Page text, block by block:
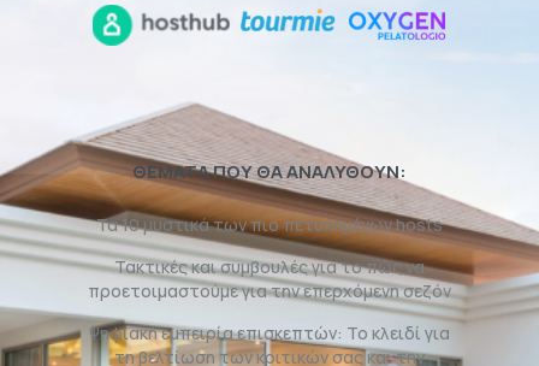
ΘΕΜΑΤΑ ΠΟΥ ΘΑ ΑΝΑΛΥΘΟΥΝ:
Τα 10 μυστικά των πιο πετυχημένων hosts
Τακτικές και συμβουλές για το πώς να
προετοιμαστούμε για την επερχόμενη σεζόν
Ψηφιακή εμπειρία επισκεπτών: Το κλειδί για
τη βελτίωση των κριτικών σας και την